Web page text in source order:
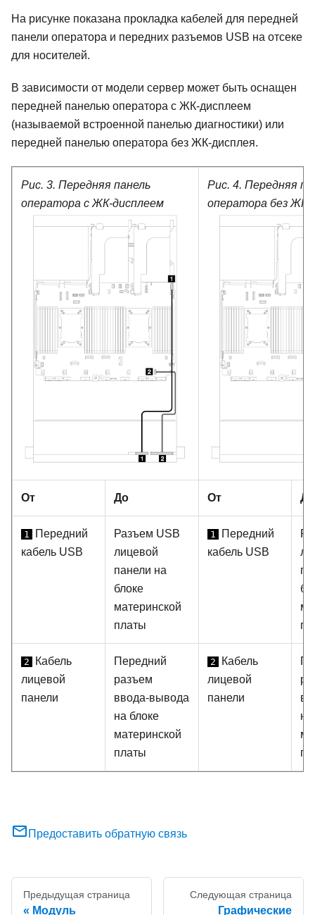
На рисунке показана прокладка кабелей для передней
панели оператора и передних разъемов USB на отсеке
для носителей.
В зависимости от модели сервер может быть оснащен
передней панелью оператора с ЖК-дисплеем
(называемой встроенной панелью диагностики) или
передней панелью оператора без ЖК-дисплея.
Рис. 3. Передняя панель
оператора с ЖК-дисплеем
Рис. 4. Передняя
оператора без ЖК-
От До От До
1
Передний
кабель USB
Разъем USB
лицевой
панели на
блоке
материнской
платы
1
Передний
кабель USB
2
Кабель
лицевой
панели
Передний
разъем
ввода-вывода
на блоке
материнской
платы
2
Кабель
лицевой
панели
на
Предоставить обратную связь
Предыдущая страница
Модуль
Следующая страница
Графические